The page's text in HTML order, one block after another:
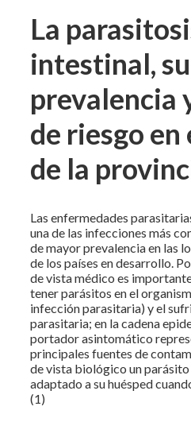
La
intestinal, su
prevalencia
de riesgo en
de la
Las enfermedades
una de las infecciones más
de mayor prevalencia en las
de los países en desarrollo.
de vista médico es
tener parásitos en el
infección parasitaria) y el
parasitaria; en la cadena
portador asintomático
principales fuentes de
de vista biológico un parásito
adaptado a su huésped
(1)